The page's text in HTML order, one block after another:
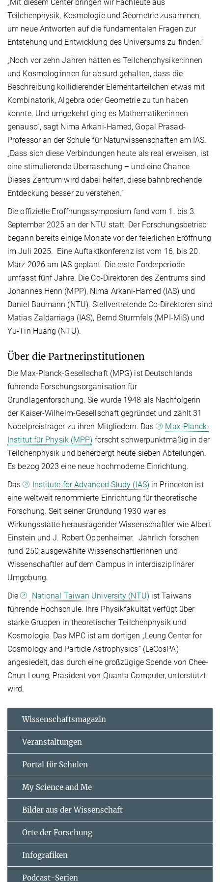
„Mit diesem Center bringen wir Fachleute aus
Teilchenphysik, Kosmologie und Geometrie zusammen,
um neue Antworten auf die fundamentalen Fragen zur
Entstehung und Entwicklung des Universums zu finden.“
„Noch vor zehn Jahren hätten es Teilchenphysiker:innen
und Kosmolog:innen für absurd gehalten, dass die
Beschreibung kollidierender Elementarteilchen etwas mit
Kombinatorik, Algebra oder Geometrie zu tun haben
könnte. Und umgekehrt ging es Mathematiker:innen
genauso“, sagt Nima Arkani-Hamed, Gopal Prasad-
Professor an der Schule für Naturwissenschaften am IAS.
„Dass sich diese Verbindungen heute als real erweisen, ist
eine stimulierende Überraschung – und eine Chance.
Dieses Zentrum wird dabei helfen, diese bahnbrechende
Entdeckung besser zu verstehen.“
Die offizielle Eröffnungssymposium fand vom 1. bis 3.
September 2025 an der NTU statt. Der Forschungsbetrieb
begann bereits einige Monate vor der feierlichen Eröffnung
im Juli 2025. Eine Auftaktkonferenz ist vom 16. bis 20.
März 2026 am IAS geplant. Die erste Förderperiode
umfasst fünf Jahre. Die Co-Direktoren des Zentrums sind
Johannes Henn (MPP), Nima Arkani-Hamed (IAS) und
Daniel Baumann (NTU). Stellvertretende Co-Direktoren sind
Matias Zaldarriaga (IAS), Bernd Sturmfels (MPI-MiS) und
Yu-Tin Huang (NTU).
Über die Partnerinstitutionen
Die Max-Planck-Gesellschaft (MPG) ist Deutschlands
führende Forschungsorganisation für
Grundlagenforschung. Sie wurde 1948 als Nachfolgerin
der Kaiser-Wilhelm-Gesellschaft gegründet und zählt 31
Nobelpreisträger zu ihren Mitgliedern. Das
Max-Planck-
Institut für Physik (MPP) forscht schwerpunktmäßig in der
Teilchenphysik und beherbergt heute sieben Abteilungen.
Es bezog 2023 eine neue hochmoderne Einrichtung.
Das
Institute for Advanced Study (IAS) in Princeton ist
eine weltweit renommierte Einrichtung für theoretische
Forschung. Seit seiner Gründung 1930 war es
Wirkungsstätte herausragender Wissenschaftler wie Albert
Einstein und J. Robert Oppenheimer. Jährlich forschen
rund 250 ausgewählte Wissenschaftlerinnen und
Wissenschaftler auf dem Campus in interdisziplinärer
Umgebung.
Die
National Taiwan University (NTU) ist Taiwans
führende Hochschule. Ihre Physikfakultät verfügt über
starke Gruppen in theoretischer Teilchenphysik und
Kosmologie. Das MPC ist am dortigen „Leung Center for
Cosmology and Particle Astrophysics“ (LeCosPA)
angesiedelt, das durch eine großzügige Spende von Chee-
Chun Leung, Präsident von Quanta Computer, unterstützt
wird.
Wissenschaftsmagazin
Veranstaltungen
Portal für Schulen
My Science and Me
Bilder aus der Wissenschaft
Orte der Forschung
Infografiken
Podcast-Serien